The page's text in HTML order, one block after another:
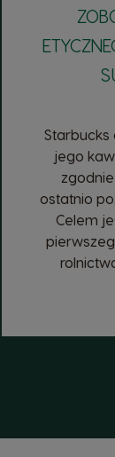
Starbucks
jego
ostatnio
Celem